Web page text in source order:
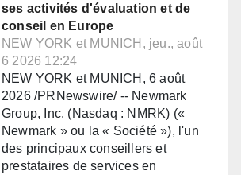
ses activités d'évaluation et de
conseil en Europe
NEW YORK et MUNICH, jeu., août
6 2026 12:24
NEW YORK et MUNICH, 6 août
2026 /PRNewswire/ -- Newmark
Group, Inc. (Nasdaq : NMRK) («
Newmark » ou la « Société »), l'un
des principaux conseillers et
prestataires de services en